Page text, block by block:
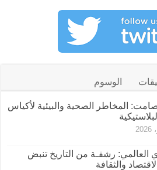
الوسوم
المخاطر الصحية والبيئية لأكياس
العالمي: رشفـة من التاريخ تنبض
والثقافة